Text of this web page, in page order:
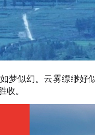
梦似幻。云雾缥缈好
收。